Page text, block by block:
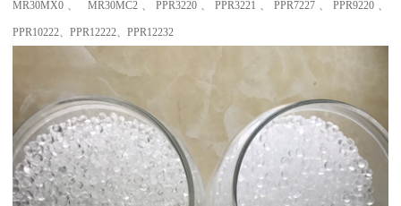
MR30MX0 、MR30MC2 、PPR3220 、 PPR3221 、 PPR7227、 PPR9220、
PPR10222、PPR12222、PPR12232